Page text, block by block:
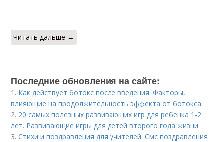
Читать дальше →
Последние обновления на сайте:
1. Как действует ботокс после введения. Факторы,
влияющие на продолжительность эффекта от ботокса
2. 20 самых полезных развивающих игр для ребенка 1-2
лет. Развивающие игры для детей второго года жизни
3.Стихи и поздравления для учителей. Смс поздравления